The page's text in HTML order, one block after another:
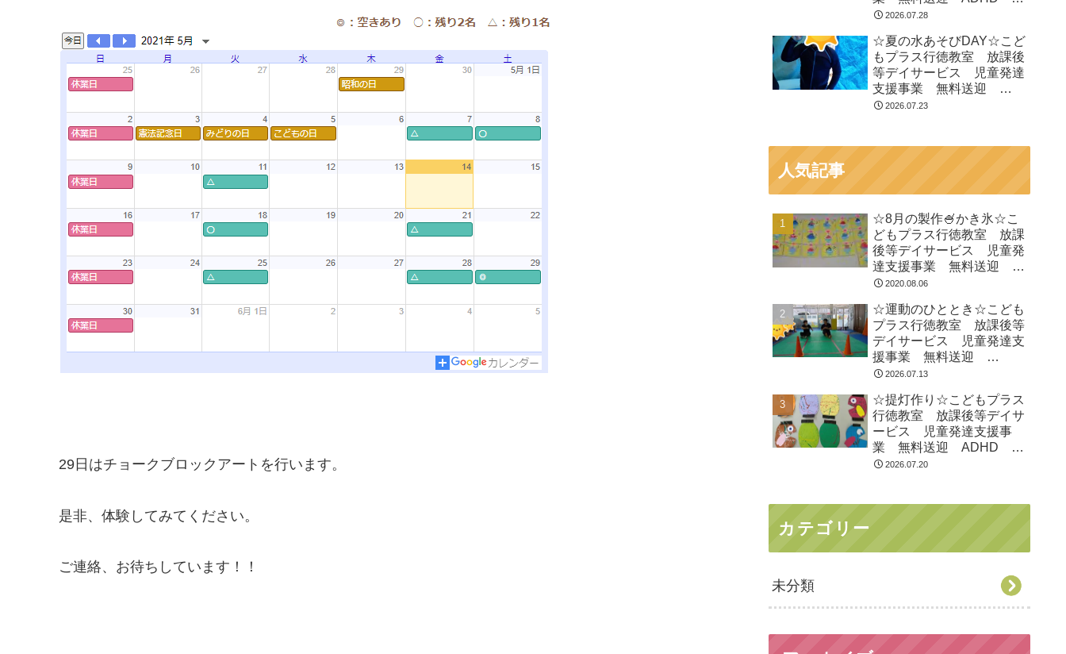
29日はチョークブロックアートを行います。
是非、体験してみてください。
ご連絡、お待ちしています！！
閉症 発達障がい 運動療
市 浦安市
2026.07.28
☆夏の水あそびDAY☆こど
もプラス行徳教室 放課後
等デイサービス 児童発達
支援事業 無料送迎
ADHD 自閉症 発達障が
2026.07.23
人気記事
☆8月の製作🍧かき氷☆こ
どもプラス行徳教室 放課
後等デイサービス 児童発
達支援事業 無料送迎
ADHD 自閉症 発達障が
徳 市川市 浦安市
2020.08.06
☆運動のひととき☆こども
プラス行徳教室 放課後等
デイサービス 児童発達支
援事業 無料送迎
ADHD 自閉症 発達障が
徳 市川市 浦安市
2026.07.13
☆提灯作り☆こどもプラス
行徳教室 放課後等デイサ
ービス 児童発達支援事
業 無料送迎 ADHD 自
閉症 発達障がい 運動療
2026.07.20
カテゴリー
未分類